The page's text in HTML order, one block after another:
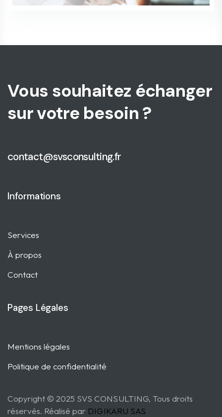
Vous souhaitez échanger
sur votre besoin ?
contact@svsconsulting.fr
Informations
Services
À propos
Contact
Pages Légales
Mentions légales
Politique de confidentialité
Copyright © 2025 SVS CONSULTING, Tous droits
réservés. Réalisé par DIGIKARU SAS